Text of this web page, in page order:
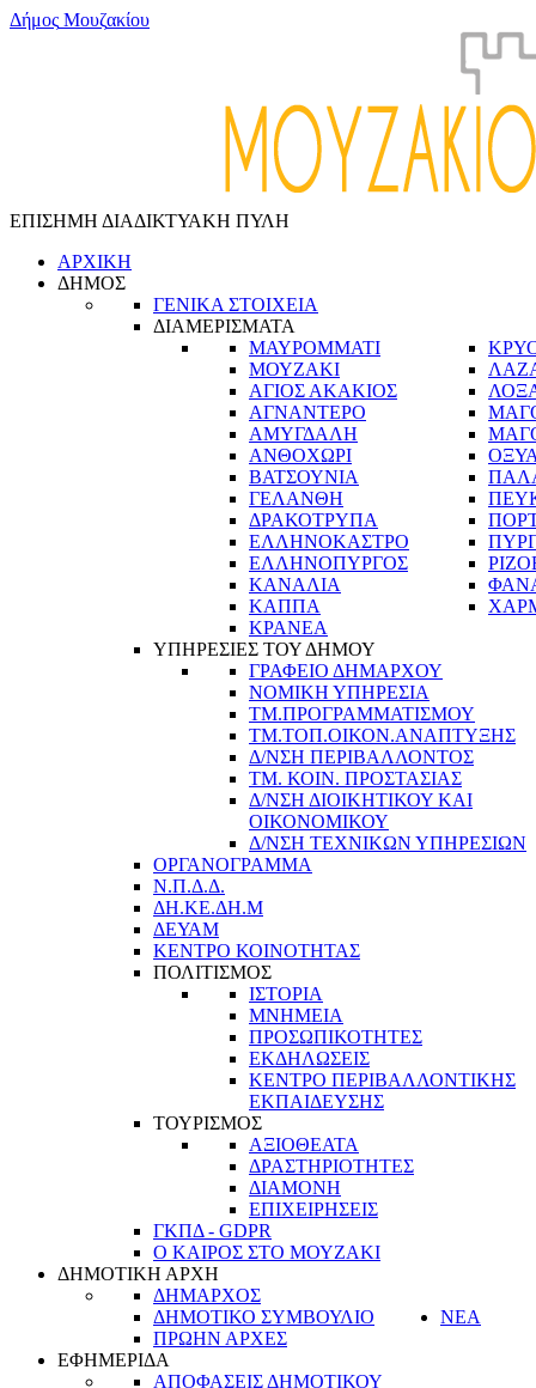
Δήμος Μουζακίου
ΕΠΙΣΗΜΗ ΔΙΑΔΙΚΤΥΑΚΗ ΠΥΛΗ
ΑΡΧΙΚΗ
ΔΗΜΟΣ
ΓΕΝΙΚΑ ΣΤΟΙΧΕΙΑ
ΔΙΑΜΕΡΙΣΜΑΤΑ
ΜΑΥΡΟΜΜΑΤΙ
ΜΟΥΖΑΚΙ
ΑΓΙΟΣ ΑΚΑΚΙΟΣ
ΑΓΝΑΝΤΕΡΟ
ΑΜΥΓΔΑΛΗ
ΑΝΘΟΧΩΡΙ
ΒΑΤΣΟΥΝΙΑ
ΓΕΛΑΝΘΗ
ΔΡΑΚΟΤΡΥΠΑ
ΕΛΛΗΝΟΚΑΣΤΡΟ
ΕΛΛΗΝΟΠΥΡΓΟΣ
ΚΑΝΑΛΙΑ
ΚΑΠΠΑ
ΚΡΑΝΕΑ
ΥΠΗΡΕΣΙΕΣ ΤΟΥ ΔΗΜΟΥ
ΓΡΑΦΕΙΟ ΔΗΜΑΡΧΟΥ
ΝΟΜΙΚΗ ΥΠΗΡΕΣΙΑ
ΤΜ.ΠΡΟΓΡΑΜΜΑΤΙΣΜΟΥ
ΤΜ.ΤΟΠ.ΟΙΚΟΝ.ΑΝΑΠΤΥΞΗΣ
Δ/ΝΣΗ ΠΕΡΙΒΑΛΛΟΝΤΟΣ
ΤΜ. ΚΟΙΝ. ΠΡΟΣΤΑΣΙΑΣ
Δ/ΝΣΗ ΔΙΟΙΚΗΤΙΚΟΥ ΚΑΙ
ΟΙΚΟΝΟΜΙΚΟΥ
Δ/ΝΣΗ ΤΕΧΝΙΚΩΝ ΥΠΗΡΕΣΙΩΝ
ΟΡΓΑΝΟΓΡΑΜΜΑ
Ν.Π.Δ.Δ.
ΔΗ.ΚΕ.ΔΗ.Μ
ΔΕΥΑΜ
ΚΕΝΤΡΟ ΚΟΙΝΟΤΗΤΑΣ
ΠΟΛΙΤΙΣΜΟΣ
ΙΣΤΟΡΙΑ
ΜΝΗΜΕΙΑ
ΠΡΟΣΩΠΙΚΟΤΗΤΕΣ
ΕΚΔΗΛΩΣΕΙΣ
ΚΕΝΤΡΟ ΠΕΡΙΒΑΛΛΟΝΤΙΚΗΣ
ΕΚΠΑΙΔΕΥΣΗΣ
ΤΟΥΡΙΣΜΟΣ
ΑΞΙΟΘΕΑΤΑ
ΔΡΑΣΤΗΡΙΟΤΗΤΕΣ
ΔΙΑΜΟΝΗ
ΕΠΙΧΕΙΡΗΣΕΙΣ
ΓΚΠΔ - GDPR
Ο ΚΑΙΡΟΣ ΣΤΟ ΜΟΥΖΑΚΙ
ΔΗΜΟΤΙΚΗ ΑΡΧΗ
ΔΗΜΑΡΧΟΣ
ΔΗΜΟΤΙΚΟ ΣΥΜΒΟΥΛΙΟ
ΠΡΩΗΝ ΑΡΧΕΣ
ΝΕΑ
ΕΦΗΜΕΡΙΔΑ
ΑΠΟΦΑΣΕΙΣ ΔΗΜΟΤΙΚΟΥ